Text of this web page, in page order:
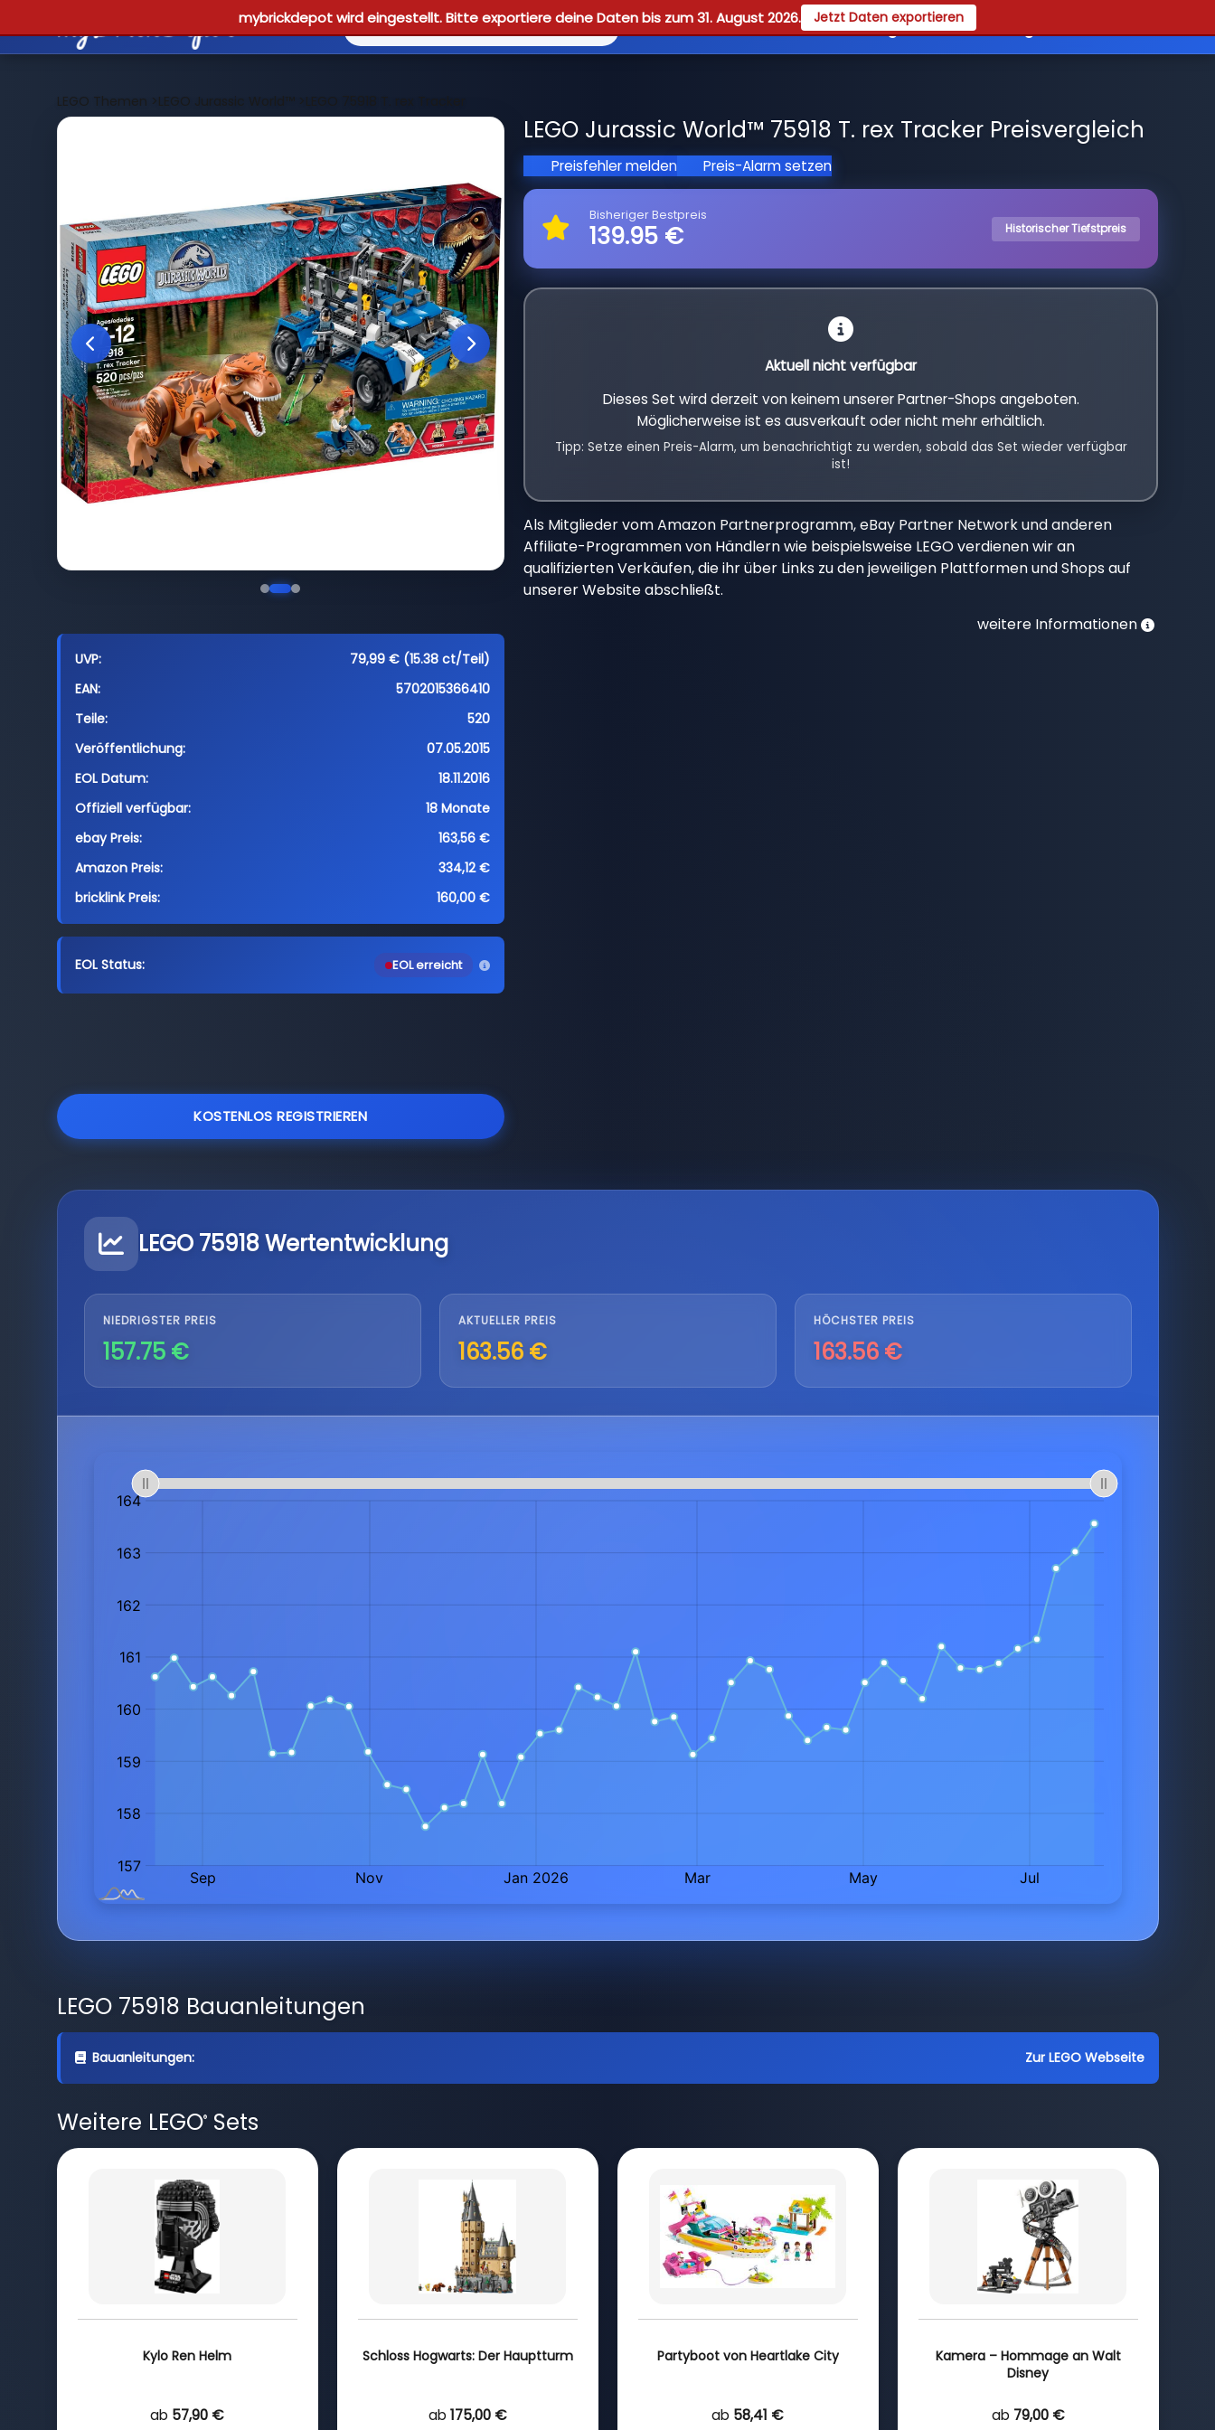
mybrickdepot wird eingestellt. Bitte exportiere deine Daten bis zum 31. August 2026. Jetzt Daten exportieren
Reviews Guides Registrieren
LEGO Themen >LEGO Jurassic World™>LEGO 75918 T. rex Tracker
UVP:
79,99 € (15.38 ct/Teil)
EAN:
5702015366410
Teile:
520
Veröffentlichung:
07.05.2015
EOL Datum:
18.11.2016
Offiziell verfügbar:
18 Monate
ebay Preis:
163,56 €
Amazon Preis:
334,12 €
bricklink Preis:
160,00 €
EOL Status: EOL erreicht
KOSTENLOS REGISTRIEREN
LEGO Jurassic World™ 75918 T. rex Tracker Preisvergleich
Preisfehler melden Preis-Alarm setzen
Bisheriger Bestpreis
139.95 € Historischer Tiefstpreis
Aktuell nicht verfügbar
Dieses Set wird derzeit von keinem unserer Partner-Shops angeboten.
Möglicherweise ist es ausverkauft oder nicht mehr erhältlich.
Tipp: Setze einen Preis-Alarm, um benachrichtigt zu werden, sobald das Set wieder verfügbar
ist!
Als Mitglieder vom Amazon Partnerprogramm, eBay Partner Network und anderen
Affiliate-Programmen von Händlern wie beispielsweise LEGO verdienen wir an
qualifizierten Verkäufen, die ihr über Links zu den jeweiligen Plattformen und Shops auf
unserer Website abschließt.
weitere Informationen
LEGO 75918 Wertentwicklung
NIEDRIGSTER PREIS
157.75 €
AKTUELLER PREIS
163.56 €
HÖCHSTER PREIS
163.56 €
LEGO 75918 Bauanleitungen
Bauanleitungen: Zur LEGO Webseite
Weitere LEGO®Sets
Kylo Ren Helm
ab 57,90 €
Schloss Hogwarts: Der Hauptturm
ab 175,00 €
Partyboot von Heartlake City
ab 58,41 €
Kamera – Hommage an Walt
Disney
ab 79,00 €